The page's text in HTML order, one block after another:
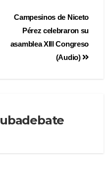
Campesinos de Niceto
Pérez celebraron su
asamblea XIII Congreso
(Audio)